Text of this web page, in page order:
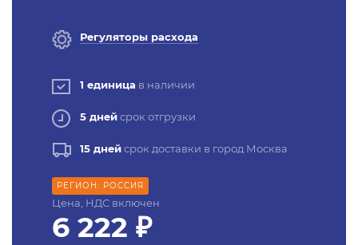
Регуляторы расхода
1 единица в наличии
5 днейсрок отгрузки
15 днейсрок доставки в город Москва
РЕГИОН: РОССИЯ
Цена, НДС включен
6 222 ₽